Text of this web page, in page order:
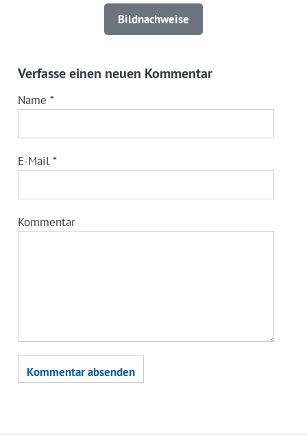
Bildnachweise
Verfasse einen neuen Kommentar
Name *
E-Mail *
Kommentar